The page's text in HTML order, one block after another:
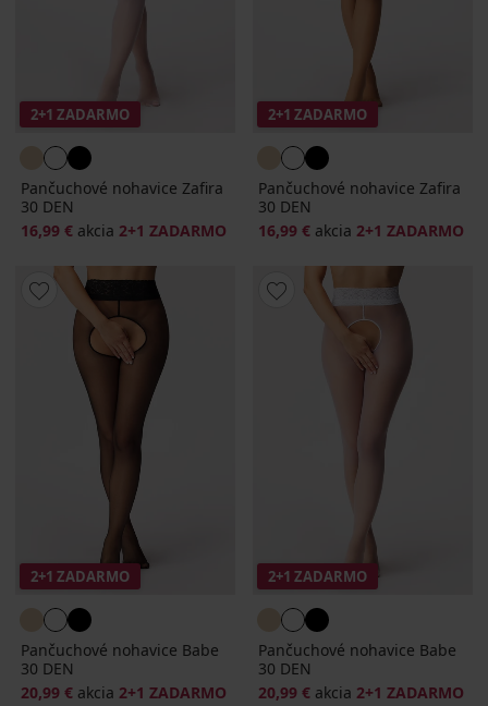
2+1 ZADARMO
Pančuchové nohavice Zafira
30 DEN
16,99 € akcia 2+1 ZADARMO
2+1 ZADARMO
Pančuchové nohavice Zafira
30 DEN
16,99 € akcia 2+1 ZADARMO
2+1 ZADARMO
Pančuchové nohavice Babe
30 DEN
20,99 € akcia 2+1 ZADARMO
2+1 ZADARMO
Pančuchové nohavice Babe
30 DEN
20,99 € akcia 2+1 ZADARMO